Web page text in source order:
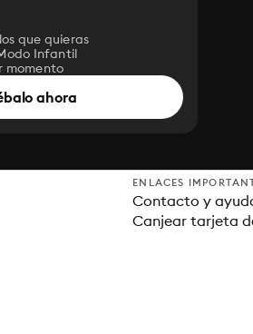
que quieras
Infantil
momento
ahora
ENLACES
Contacto y
Canjear tarjeta